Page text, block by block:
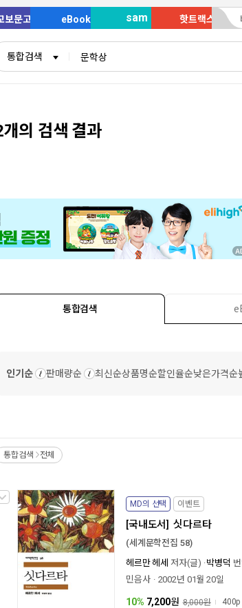
보문고 eBook sam 핫트랙스
통합검색
의 검색 결과
통합검색
인기순 판매량순 최신순상품명순할인율순낮은가격순
통합검색 >
전체
MD의 선택 이벤트
[국내도서] 싯다르타
(세계문학전집 58)
헤르만 헤세 저자(글) 박병덕
민음사
2002년 01월 20일
10% 7,200원 8,000원 400p